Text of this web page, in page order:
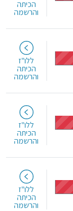
הכיתה
והרשמה
ללו"ז
הכיתה
והרשמה
ללו"ז
הכיתה
והרשמה
ללו"ז
הכיתה
והרשמה